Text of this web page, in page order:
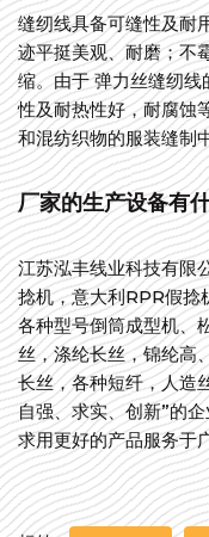
缝纫线具备可缝性及耐
迹平挺美观、耐磨；不
缩。由于 弹力丝缝纫
性及耐热性好，耐腐蚀
和混纺织物的服装缝制
厂家的生产设备有
江苏泓丰线业科技有限
捻机，意大利RPR假捻
各种型号倒筒成型机、
丝，涤纶长丝，锦纶高
长丝，各种短纤，人造
自强、求实、创新”的
求用更好的产品服务于